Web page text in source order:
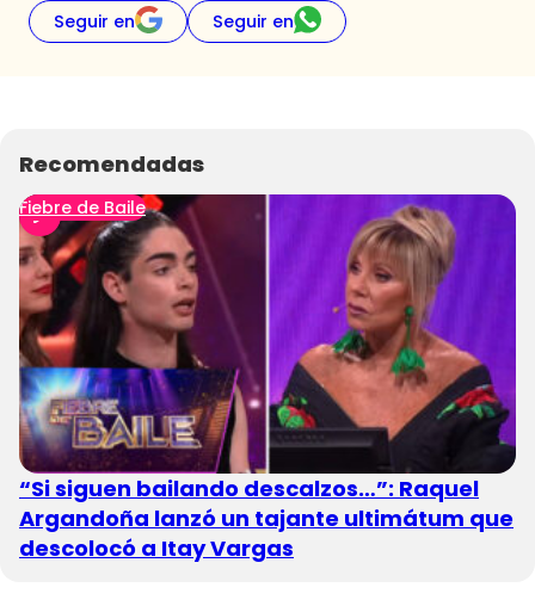
Seguir en Seguir en
Recomendadas
Fiebre de Baile
“Si siguen bailando descalzos…”: Raquel
Argandoña lanzó un tajante ultimátum que
descolocó a Itay Vargas